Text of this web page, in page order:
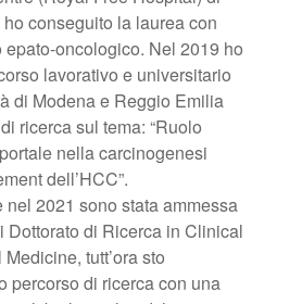
conseguito la laurea con
epato-oncologico. Nel 2019 ho
lavorativo e universitario
di Modena e Reggio Emilia
ricerca sul tema: “Ruolo
nella carcinogenesi
dell’HCC”.
nel 2021 sono stata ammessa
Dottorato di Ricerca in Clinical
tutt’ora sto
percorso di ricerca con una